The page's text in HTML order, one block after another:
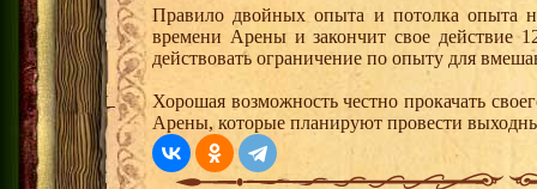
Правило двойных опыта и потолка опыта
времени Арены и закончит свое действие
действовать ограничение по опыту для
Хорошая возможность честно прокачать
Арены, которые планируют провести